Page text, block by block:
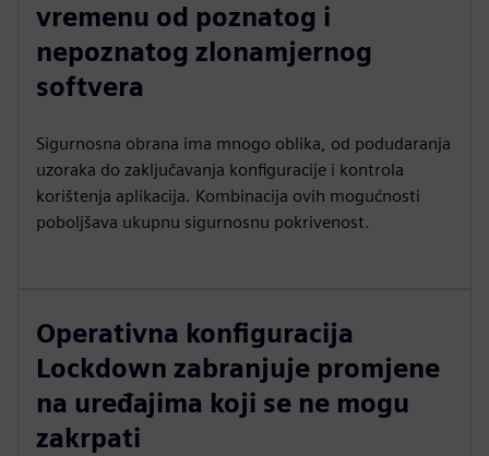
vremenu od poznatog i
nepoznatog zlonamjernog
softvera
Sigurnosna obrana ima mnogo oblika, od podudaranja
uzoraka do zaključavanja konfiguracije i kontrola
korištenja aplikacija. Kombinacija ovih mogućnosti
poboljšava ukupnu sigurnosnu pokrivenost.
Operativna konfiguracija
Lockdown zabranjuje promjene
na uređajima koji se ne mogu
zakrpati